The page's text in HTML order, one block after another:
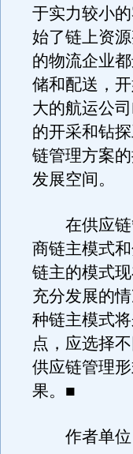
于实力较小
始了链上资
的物流企业
储和配送，
大的航运公
的开采和钻
链管理方案
发展空间。
在供应链
商链主模式
链主的模式
充分发展的
种链主模式
点，应选择
供应链管理
果。■
作者单位